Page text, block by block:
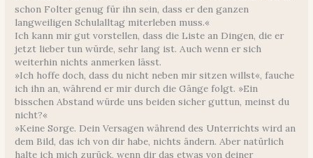
schon Folter genug für ihn sein, dass er den ganzen
langweiligen Schulalltag miterleben muss.«
Ich kann mir gut vorstellen, dass die Liste an Dingen, die er
jetzt lieber tun würde, sehr lang ist. Auch wenn er sich
weiterhin nichts anmerken lässt.
»Ich hoffe doch, dass du nicht neben mir sitzen willst«, fauche
ich ihn an, während er mir durch die Gänge folgt. »Ein
bisschen Abstand würde uns beiden sicher guttun, meinst du
nicht?«
»Keine Sorge. Dein Versagen während des Unterrichts wird an
dem Bild, das ich von dir habe, nichts ändern. Aber natürlich
halte ich mich zurück, wenn dir das etwas von deiner